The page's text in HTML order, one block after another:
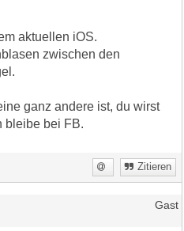
aktuellen iOS.
zwischen den
ganz andere ist, du wirst
bleibe bei FB.
Zitieren
Gast